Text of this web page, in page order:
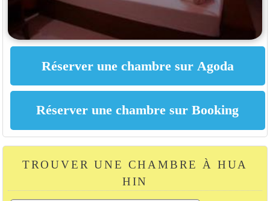
TROUVER UNE CHAMBRE À HUA
HIN